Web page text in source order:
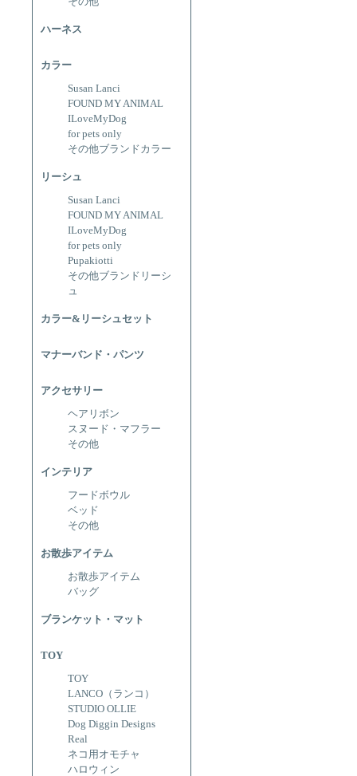
ハーネス
カラー
Susan Lanci
FOUND MY ANIMAL
ILoveMyDog
for pets only
その他ブランドカラー
リーシュ
Susan Lanci
FOUND MY ANIMAL
ILoveMyDog
for pets only
Pupakiotti
その他ブランドリーシ
ュ
カラー&リーシュセット
マナーバンド・パンツ
アクセサリー
ヘアリボン
スヌード・マフラー
その他
インテリア
フードボウル
ベッド
その他
お散歩アイテム
お散歩アイテム
バッグ
ブランケット・マット
TOY
TOY
LANCO（ランコ）
STUDIO OLLIE
Dog Diggin Designs
Real
ネコ用オモチャ
ハロウィン